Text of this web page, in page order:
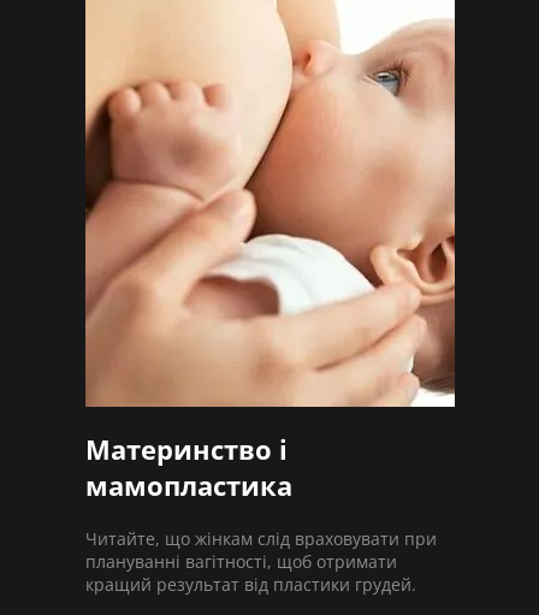
Материнство і
мамопластика
Читайте, що жінкам слід враховувати при
плануванні вагітності, щоб отримати
кращий результат від пластики грудей.